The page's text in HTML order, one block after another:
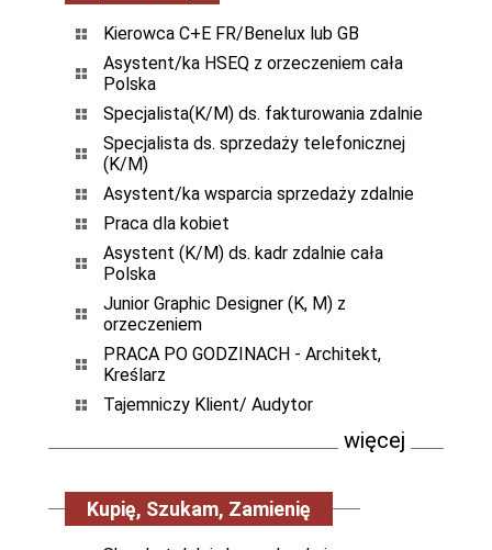
Kierowca C+E FR/Benelux lub GB
Asystent/ka HSEQ z orzeczeniem cała
Polska
Specjalista(K/M) ds. fakturowania zdalnie
Specjalista ds. sprzedaży telefonicznej
(K/M)
Asystent/ka wsparcia sprzedaży zdalnie
Praca dla kobiet
Asystent (K/M) ds. kadr zdalnie cała
Polska
Junior Graphic Designer (K, M) z
orzeczeniem
PRACA PO GODZINACH - Architekt,
Kreślarz
Tajemniczy Klient/ Audytor
więcej
Kupię, Szukam, Zamienię